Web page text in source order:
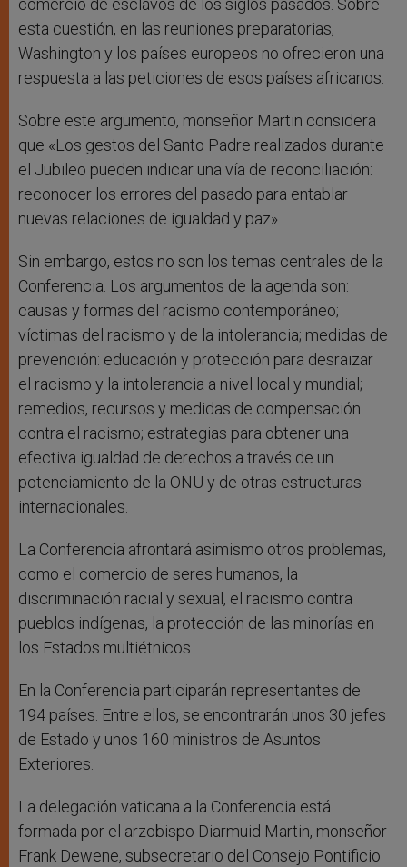
comercio de esclavos de los siglos pasados. Sobre
esta cuestión, en las reuniones preparatorias,
Washington y los países europeos no ofrecieron una
respuesta a las peticiones de esos países africanos.
Sobre este argumento, monseñor Martin considera
que «Los gestos del Santo Padre realizados durante
el Jubileo pueden indicar una vía de reconciliación:
reconocer los errores del pasado para entablar
nuevas relaciones de igualdad y paz».
Sin embargo, estos no son los temas centrales de la
Conferencia. Los argumentos de la agenda son:
causas y formas del racismo contemporáneo;
víctimas del racismo y de la intolerancia; medidas de
prevención: educación y protección para desraizar
el racismo y la intolerancia a nivel local y mundial;
remedios, recursos y medidas de compensación
contra el racismo; estrategias para obtener una
efectiva igualdad de derechos a través de un
potenciamiento de la ONU y de otras estructuras
internacionales.
La Conferencia afrontará asimismo otros problemas,
como el comercio de seres humanos, la
discriminación racial y sexual, el racismo contra
pueblos indígenas, la protección de las minorías en
los Estados multiétnicos.
En la Conferencia participarán representantes de
194 países. Entre ellos, se encontrarán unos 30 jefes
de Estado y unos 160 ministros de Asuntos
Exteriores.
La delegación vaticana a la Conferencia está
formada por el arzobispo Diarmuid Martin, monseñor
Frank Dewene, subsecretario del Consejo Pontificio